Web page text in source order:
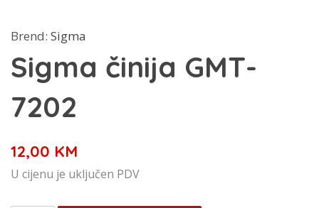
Brend: Sigma
Sigma činija GMT-
7202
12,00 KM
U cijenu je uključen PDV